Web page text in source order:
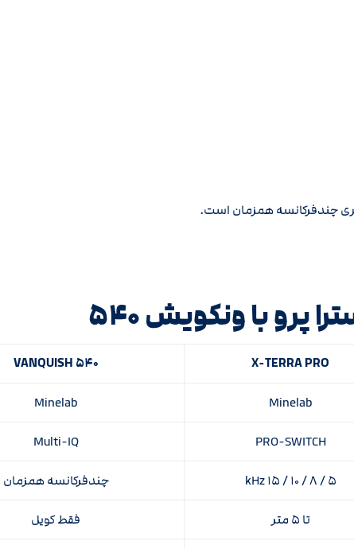
چندفرکانسه همزمان است.
پرو با ونکویش ۵۴۰
X-TERRA PRO VANQUISH ۵۴۰
Minelab
Minelab
PRO-SWITCH
Multi-IQ
۵ / ۸ / ۱۰ / ۱۵ kHz چندفرکانسه همزمان
تا ۵ متر فقط کویل